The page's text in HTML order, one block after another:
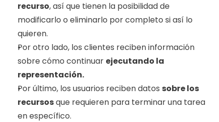
recurso, así que tienen la posibilidad de
modificarlo o eliminarlo por completo si así lo
quieren.
Por otro lado, los clientes reciben información
sobre cómo continuar ejecutando la
representación.
Por último, los usuarios reciben datos sobre los
recursos que requieren para terminar una tarea
en específico.